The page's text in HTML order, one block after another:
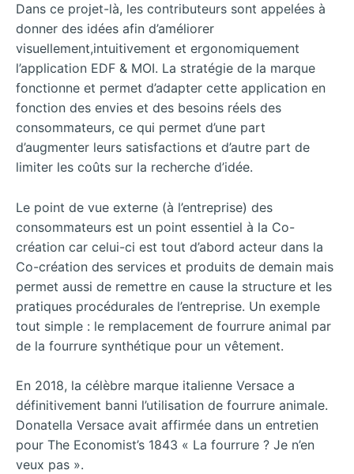
Dans ce projet-là, les contributeurs sont appelées à
donner des idées afin d’améliorer
visuellement,intuitivement et ergonomiquement
l’application EDF & MOI. La stratégie de la marque
fonctionne et permet d’adapter cette application en
fonction des envies et des besoins réels des
consommateurs, ce qui permet d’une part
d’augmenter leurs satisfactions et d’autre part de
limiter les coûts sur la recherche d’idée.
Le point de vue externe (à l’entreprise) des
consommateurs est un point essentiel à la Co-
création car celui-ci est tout d’abord acteur dans la
Co-création des services et produits de demain mais
permet aussi de remettre en cause la structure et les
pratiques procédurales de l’entreprise. Un exemple
tout simple : le remplacement de fourrure animal par
de la fourrure synthétique pour un vêtement.
En 2018, la célèbre marque italienne Versace a
définitivement banni l’utilisation de fourrure animale.
Donatella Versace avait affirmée dans un entretien
pour The Economist’s 1843 « La fourrure ? Je n’en
veux pas ».